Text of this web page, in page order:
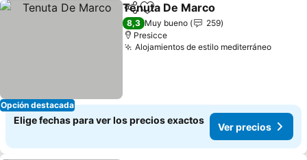
Opción destacada
CompartirAgregar a favoritos
Tenuta De Marco
8,3 Muy bueno
259
Presicce
Alojamientos de estilo mediterráneo
Elige fechas para ver los precios exactos
Ver precios